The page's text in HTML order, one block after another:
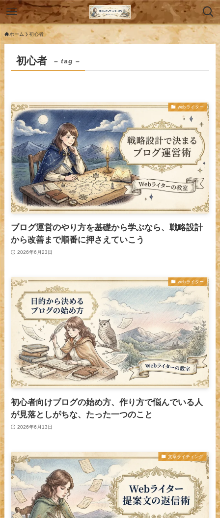
ホーム 初心者
初心者 – tag –
webライター
ブログ運営のやり方を基礎から学ぶなら、戦略設計
から改善まで順番に押さえていこう
2026年6月23日
webライター
初心者向けブログの始め方、作り方で悩んでいる人
が見落としがちな、たった一つのこと
2026年6月13日
文章ライティング